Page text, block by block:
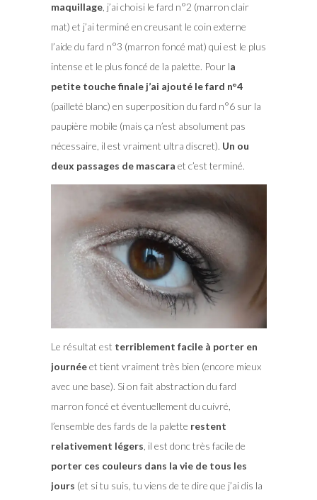
maquillage, j’ai choisi le fard n°2 (marron clair
mat) et j’ai terminé en creusant le coin externe
l’aide du fard n°3 (marron foncé mat) qui est le plus
intense et le plus foncé de la palette. Pour la
petite touche finale j’ai ajouté le fard n°4
(pailleté blanc) en superposition du fard n°6 sur la
paupière mobile (mais ça n’est absolument pas
nécessaire, il est vraiment ultra discret). Un ou
deux passages de mascara et c’est terminé.
Le résultat est terriblement facile à porter en
journéeet tient vraiment très bien (encore mieux
avec une base). Si on fait abstraction du fard
marron foncé et éventuellement du cuivré,
l’ensemble des fards de la palette restent
relativement légers , il est donc très facile de
porter ces couleurs dans la vie de tous les
jours (et si tu suis, tu viens de te dire que j’ai dis la